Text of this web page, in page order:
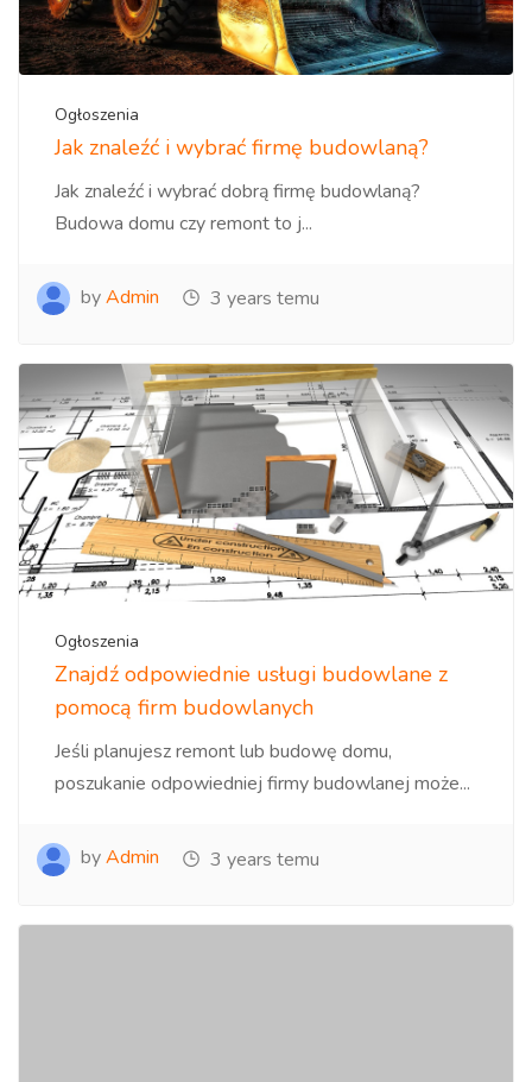
Ogłoszenia
Jak znaleźć i wybrać firmę budowlaną?
Jak znaleźć i wybrać dobrą firmę budowlaną?
Budowa domu czy remont to j...
byAdmin 3 years temu
Ogłoszenia
Znajdź odpowiednie usługi budowlane z
pomocą firm budowlanych
Jeśli planujesz remont lub budowę domu,
poszukanie odpowiedniej firmy budowlanej może...
byAdmin 3 years temu